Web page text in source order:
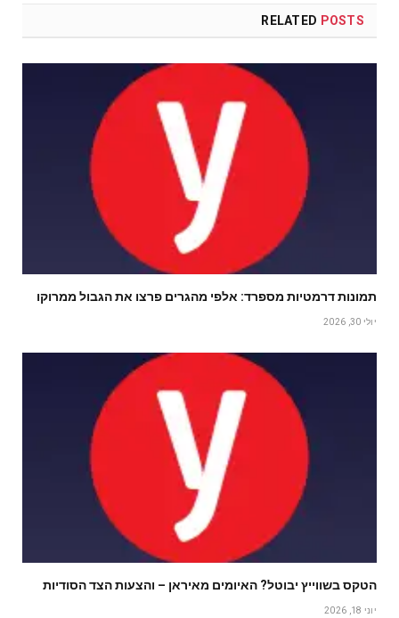
RELATED POSTS
תמונות דרמטיות מספרד: אלפי מהגרים פרצו את הגבול ממרוקו
יולי 30, 2026
הטקס בשווייץ יבוטל? האיומים מאיראן – והצעות הצד הסודיות
יוני 18, 2026